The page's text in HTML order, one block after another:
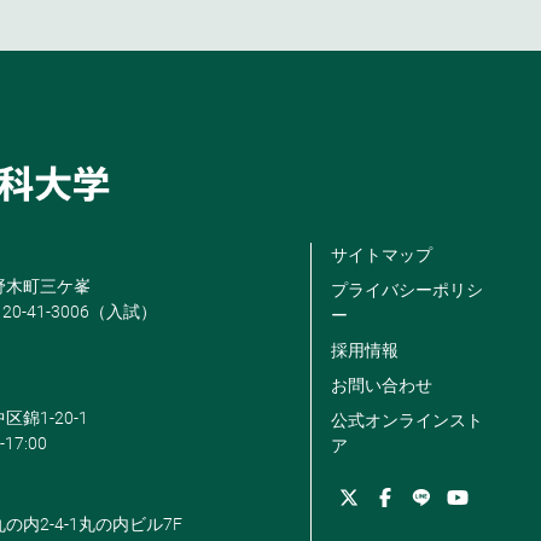
木町三ケ峯
41-3006（入試）
錦1-20-1
17:00
内2-4-1丸の内ビル7F
サイトマップ
プライバシーポリシ
ー
採用情報
お問い合わせ
公式オンラインスト
ア